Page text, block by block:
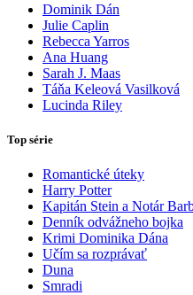
Dominik Dán
Julie Caplin
Rebecca Yarros
Ana Huang
Sarah J. Maas
Táňa Keleová Vasilková
Lucinda Riley
Top série
Romantické úteky
Harry Potter
Kapitán Stein a Notár
Denník odvážneho bojka
Krimi Dominika Dána
Učím sa rozprávať
Duna
Smradi